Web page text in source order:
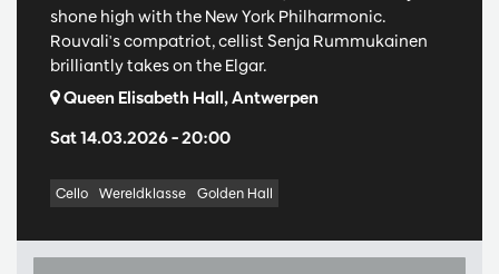
Sat 14.03.2026– 20:00
shone high with the New York Philharmonic.
Rouvali's compatriot, cellist Senja Rummukainen
brilliantly takes on the Elgar.
Queen Elisabeth Hall, Antwerpen
Cello Wereldklasse Golden Hall